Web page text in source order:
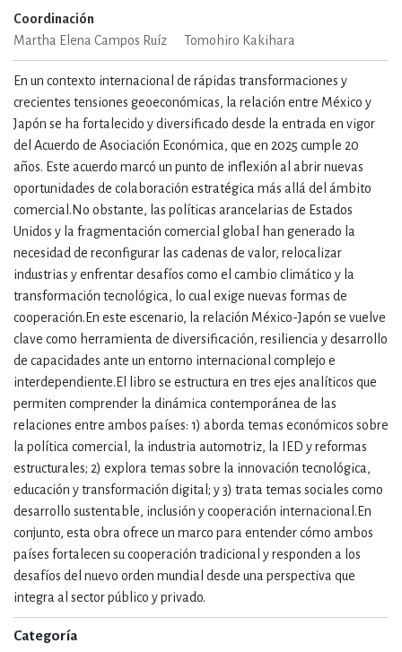
Coordinación
Martha Elena Campos Ruíz
Tomohiro Kakihara
En un contexto internacional de rápidas transformaciones y
crecientes tensiones geoeconómicas, la relación entre México y
Japón se ha fortalecido y diversificado desde la entrada en vigor
del Acuerdo de Asociación Económica, que en 2025 cumple 20
años. Este acuerdo marcó un punto de inflexión al abrir nuevas
oportunidades de colaboración estratégica más allá del ámbito
comercial.No obstante, las políticas arancelarias de Estados
Unidos y la fragmentación comercial global han generado la
necesidad de reconfigurar las cadenas de valor, relocalizar
industrias y enfrentar desafíos como el cambio climático y la
transformación tecnológica, lo cual exige nuevas formas de
cooperación.En este escenario, la relación México-Japón se vuelve
clave como herramienta de diversificación, resiliencia y desarrollo
de capacidades ante un entorno internacional complejo e
interdependiente.El libro se estructura en tres ejes analíticos que
permiten comprender la dinámica contemporánea de las
relaciones entre ambos países: 1) aborda temas económicos sobre
la política comercial, la industria automotriz, la IED y reformas
estructurales; 2) explora temas sobre la innovación tecnológica,
educación y transformación digital; y 3) trata temas sociales como
desarrollo sustentable, inclusión y cooperación internacional.En
conjunto, esta obra ofrece un marco para entender cómo ambos
países fortalecen su cooperación tradicional y responden a los
desafíos del nuevo orden mundial desde una perspectiva que
integra al sector público y privado.
Categoría